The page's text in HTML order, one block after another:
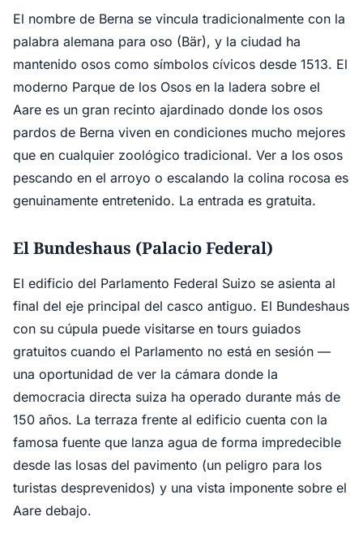
El nombre de Berna se vincula tradicionalmente con la
palabra alemana para oso (Bär), y la ciudad ha
mantenido osos como símbolos cívicos desde 1513. El
moderno Parque de los Osos en la ladera sobre el
Aare es un gran recinto ajardinado donde los osos
pardos de Berna viven en condiciones mucho mejores
que en cualquier zoológico tradicional. Ver a los osos
pescando en el arroyo o escalando la colina rocosa es
genuinamente entretenido. La entrada es gratuita.
El Bundeshaus (Palacio Federal)
El edificio del Parlamento Federal Suizo se asienta al
final del eje principal del casco antiguo. El Bundeshaus
con su cúpula puede visitarse en tours guiados
gratuitos cuando el Parlamento no está en sesión —
una oportunidad de ver la cámara donde la
democracia directa suiza ha operado durante más de
150 años. La terraza frente al edificio cuenta con la
famosa fuente que lanza agua de forma impredecible
desde las losas del pavimento (un peligro para los
turistas desprevenidos) y una vista imponente sobre el
Aare debajo.